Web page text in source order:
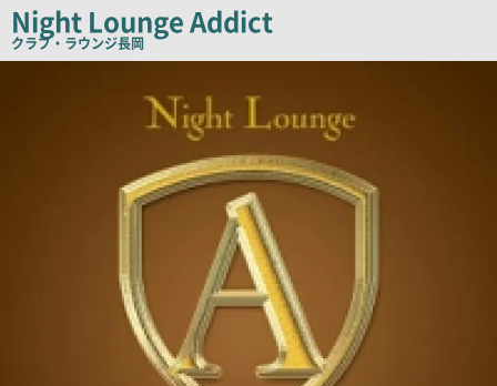
コ
ピ
Night Lounge Addict
クラブ・ラウンジ長岡
店